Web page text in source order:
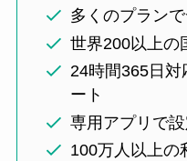
多くのプラン
世界200以上の
24時間365日対
ート
専用アプリで
100万人以上の